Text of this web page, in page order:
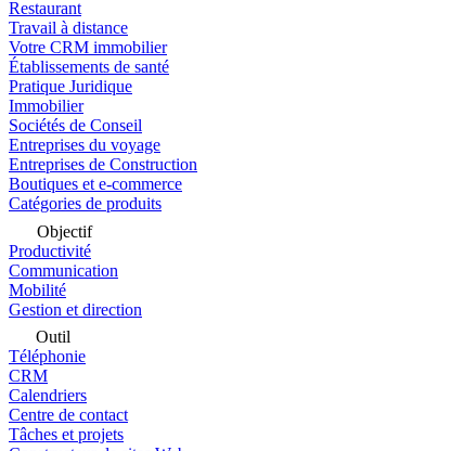
Restaurant
Travail à distance
Votre CRM immobilier
Établissements de santé
Pratique Juridique
Immobilier
Sociétés de Conseil
Entreprises du voyage
Entreprises de Construction
Boutiques et e-commerce
Catégories de produits
Objectif
Productivité
Communication
Mobilité
Gestion et direction
Outil
Téléphonie
CRM
Calendriers
Centre de contact
Tâches et projets